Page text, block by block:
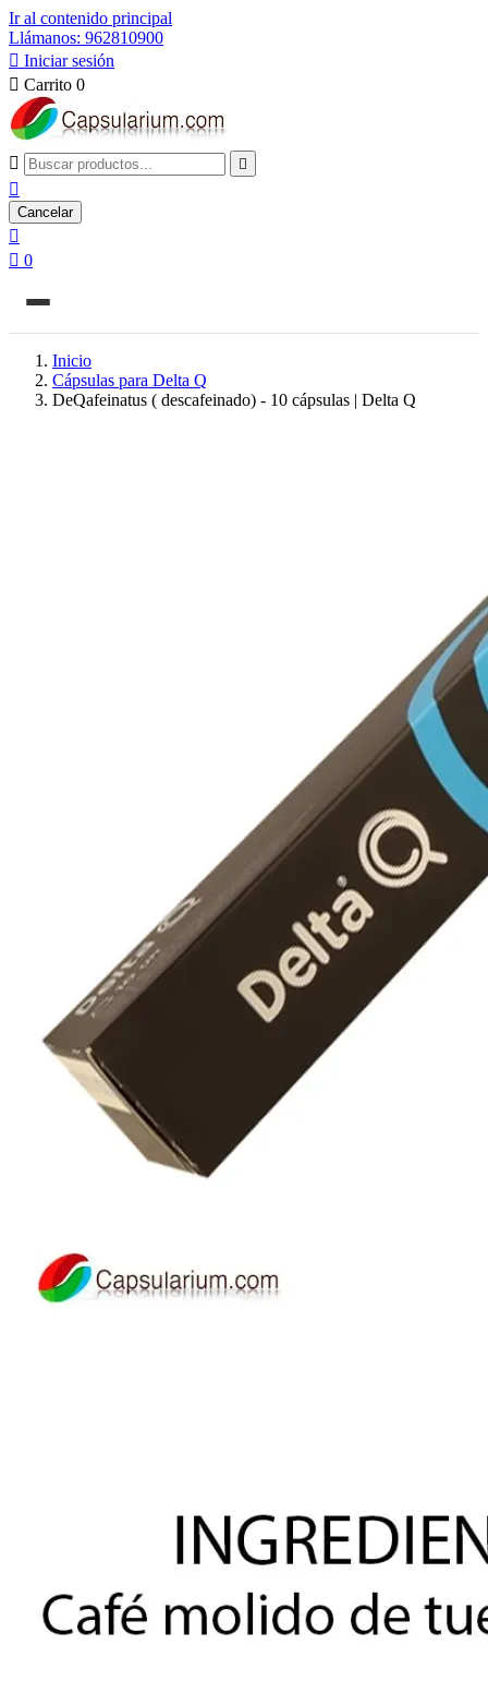
Ir al contenido principal
Llámanos: 962810900
 Iniciar sesión
 Carrito 0
 

Cancelar

 0
Inicio
Cápsulas para Delta Q
DeQafeinatus ( descafeinado) - 10 cápsulas | Delta Q